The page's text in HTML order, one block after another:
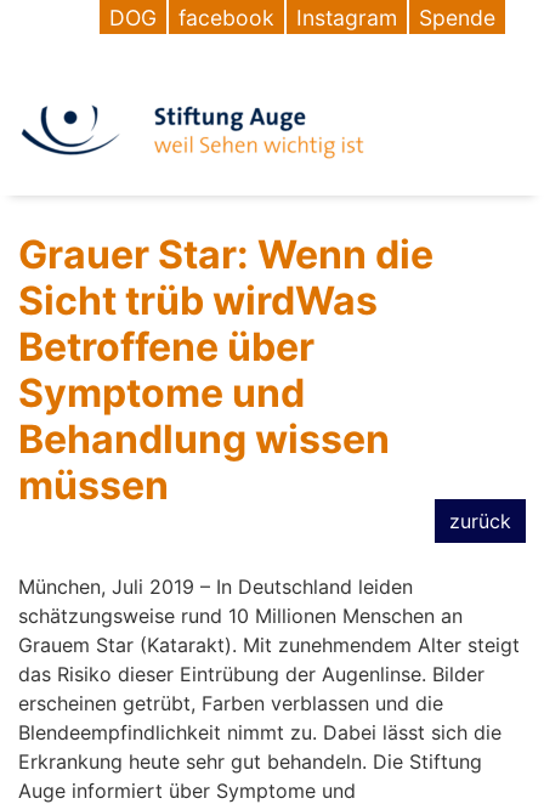
DOG facebook Instagram Spende
Grauer Star: Wenn die
Sicht trüb wirdWas
Betroffene über
Symptome und
Behandlung wissen
müssen
zurück
München, Juli 2019 – In Deutschland leiden
schätzungsweise rund 10 Millionen Menschen an
Grauem Star (Katarakt). Mit zunehmendem Alter steigt
das Risiko dieser Eintrübung der Augenlinse. Bilder
erscheinen getrübt, Farben verblassen und die
Blendeempfindlichkeit nimmt zu. Dabei lässt sich die
Erkrankung heute sehr gut behandeln. Die Stiftung
Auge informiert über Symptome und